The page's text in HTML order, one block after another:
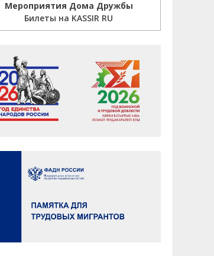
Мероприятия Дома Дружбы
Билеты на KASSIR RU